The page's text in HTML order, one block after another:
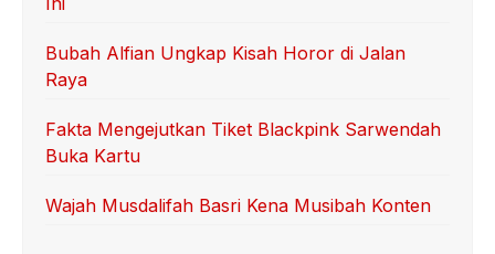
Bubah Alfian Ungkap Kisah Horor di Jalan
Raya
Fakta Mengejutkan Tiket Blackpink Sarwendah
Buka Kartu
Wajah Musdalifah Basri Kena Musibah Konten